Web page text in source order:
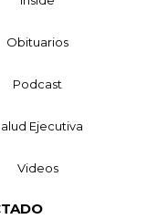
Obituarios
Podcast
Ejecutiva
Videos